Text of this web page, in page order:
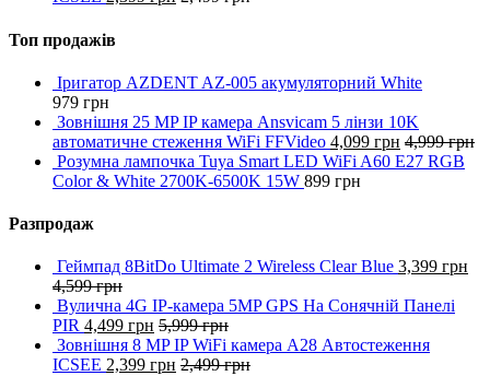
Топ продажів
Іригатор AZDENT AZ-005 акумуляторний White
979 грн
Зовнішня 25 MP IP камера Ansvicam 5 лінзи 10K
автоматичне стеження WiFi FFVideo 4,099 грн 4,999грн
Розумна лампочка Tuya Smart LED WiFi A60 E27 RGB
Color & White 2700K-6500K 15W 899 грн
Разпродаж
Геймпад 8BitDo Ultimate 2 Wireless Clear Blue 3,399 грн
4,599грн
Вулична 4G IP-камера 5MP GPS На Сонячній Панелі
PIR 4,499 грн 5,999грн
Зовнішня 8 MP IP WiFi камера A28 Автостеження
ICSEE 2,399 грн 2,499грн